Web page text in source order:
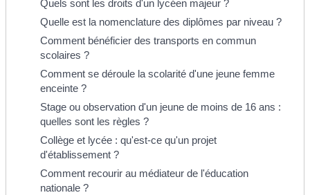
Quels sont les droits d'un lycéen majeur ?
Quelle est la nomenclature des diplômes par niveau ?
Comment bénéficier des transports en commun
scolaires ?
Comment se déroule la scolarité d'une jeune femme
enceinte ?
Stage ou observation d'un jeune de moins de 16 ans :
quelles sont les règles ?
Collège et lycée : qu'est-ce qu'un projet
d'établissement ?
Comment recourir au médiateur de l'éducation
nationale ?